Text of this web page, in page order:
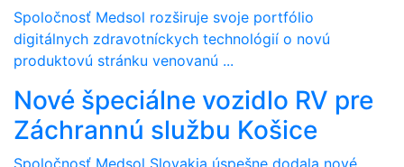
Spoločnosť Medsol rozširuje svoje portfólio
digitálnych zdravotníckych technológií o novú
produktovú stránku venovanú ...
Nové špeciálne vozidlo RV pre
Záchrannú službu Košice
Spoločnosť Medsol Slovakia úspešne dodala nové